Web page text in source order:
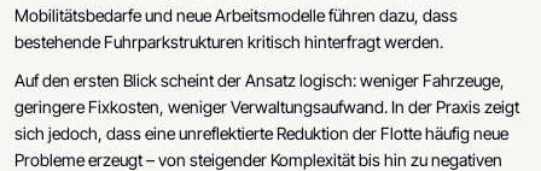
Mobilitätsbedarfe und neue Arbeitsmodelle führen dazu, dass
bestehende Fuhrparkstrukturen kritisch hinterfragt werden.
Auf den ersten Blick scheint der Ansatz logisch: weniger Fahrzeuge,
geringere Fixkosten, weniger Verwaltungsaufwand. In der Praxis zeigt
sich jedoch, dass eine unreflektierte Reduktion der Flotte häufig neue
Probleme erzeugt – von steigender Komplexität bis hin zu negativen